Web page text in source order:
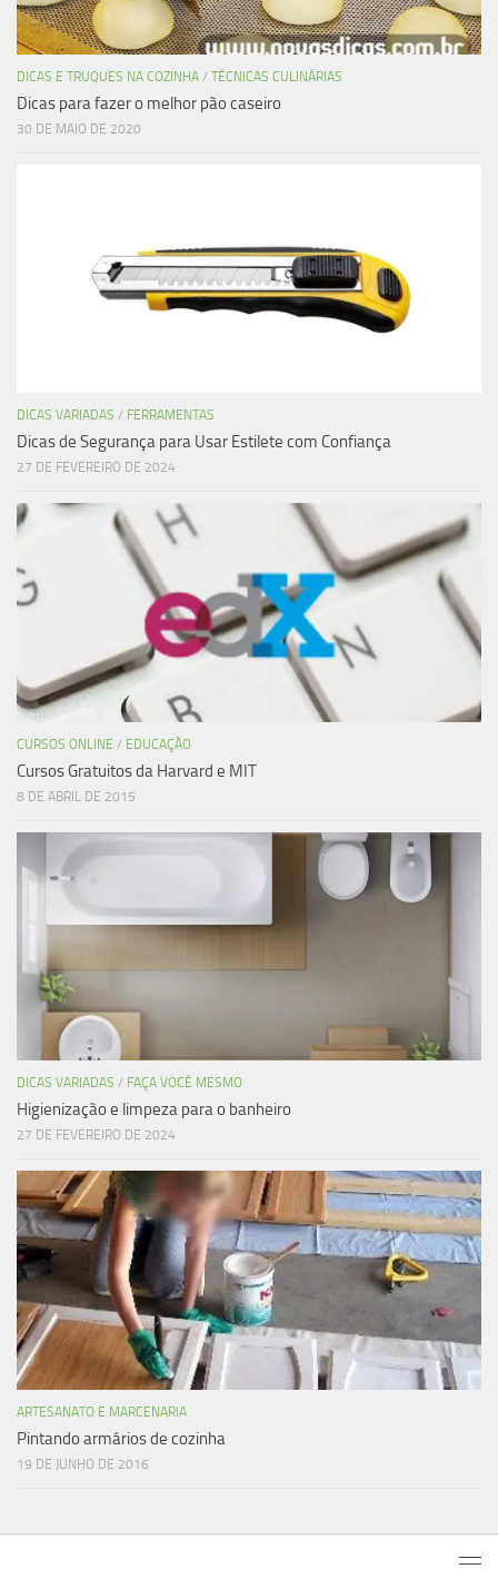
DICAS E TRUQUES NA COZINHA / TÉCNICAS CULINÁRIAS
Dicas para fazer o melhor pão caseiro
30 DE MAIO DE 2020
DICAS VARIADAS / FERRAMENTAS
Dicas de Segurança para Usar Estilete com Confiança
27 DE FEVEREIRO DE 2024
CURSOS ONLINE / EDUCAÇÃO
Cursos Gratuitos da Harvard e MIT
8 DE ABRIL DE 2015
DICAS VARIADAS / FAÇA VOCÊ MESMO
Higienização e limpeza para o banheiro
27 DE FEVEREIRO DE 2024
ARTESANATO E MARCENARIA
Pintando armários de cozinha
19 DE JUNHO DE 2016